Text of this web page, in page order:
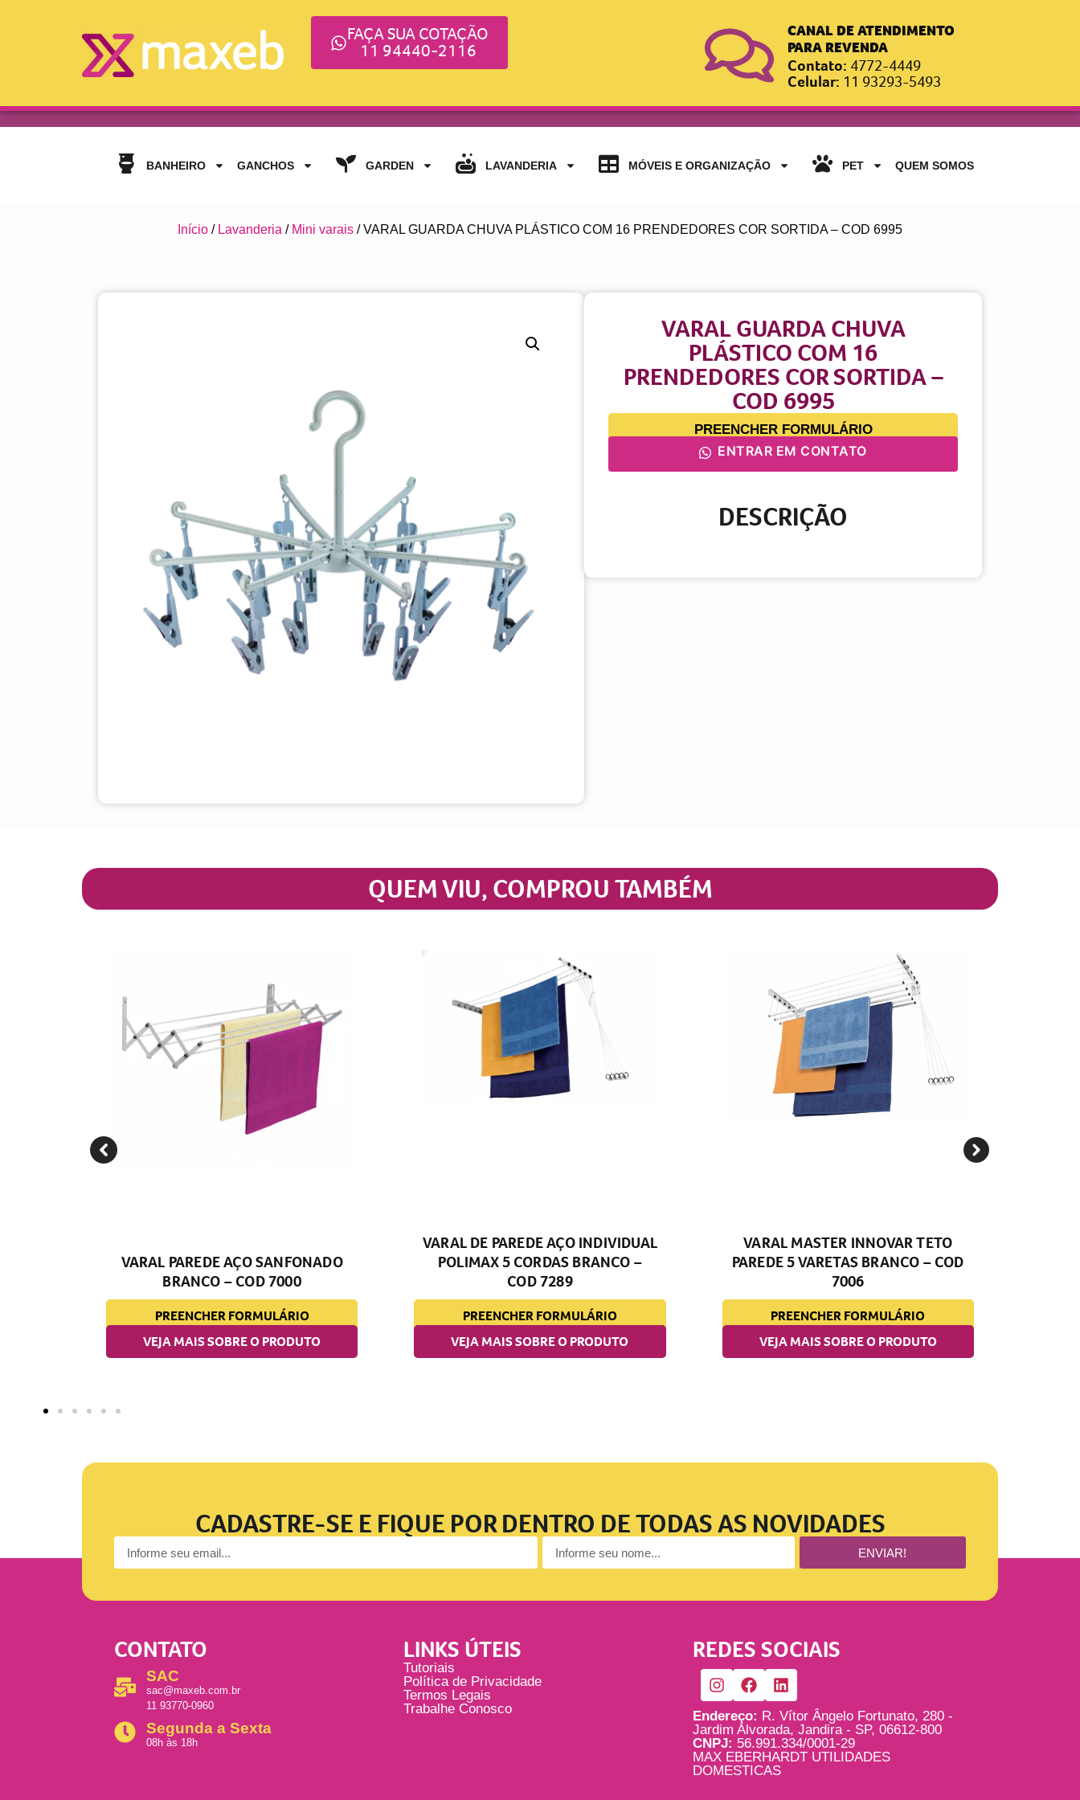
FAÇA SUA COTAÇÃO
11 94440-2116
CANAL DE ATENDIMENTO
PARA REVENDA
Contato: 4772-4449
Celular: 11 93293-5493
BANHEIRO GANCHOS GARDEN LAVANDERIA MÓVEIS E ORGANIZAÇÃO PET QUEM SOMOS
Início / Lavanderia / Mini varais / VARAL GUARDA CHUVA PLÁSTICO COM 16 PRENDEDORES COR SORTIDA – COD 6995
VARAL GUARDA CHUVA
PLÁSTICO COM 16
PRENDEDORES COR SORTIDA –
COD 6995
PREENCHER FORMULÁRIO
ENTRAR EM CONTATO
DESCRIÇÃO
QUEM VIU, COMPROU TAMBÉM
VARAL PAREDE AÇO SANFONADO
BRANCO – COD 7000
PREENCHER FORMULÁRIO
VEJA MAIS SOBRE O PRODUTO
VARAL DE PAREDE AÇO INDIVIDUAL
POLIMAX 5 CORDAS BRANCO –
COD 7289
PREENCHER FORMULÁRIO
VEJA MAIS SOBRE O PRODUTO
VARAL MASTER INNOVAR TETO
PAREDE 5 VARETAS BRANCO – COD
7006
PREENCHER FORMULÁRIO
VEJA MAIS SOBRE O PRODUTO
CADASTRE-SE E FIQUE POR DENTRO DE TODAS AS NOVIDADES
ENVIAR!
CONTATO
SAC
sac@maxeb.com.br
11 93770-0960
Segunda a Sexta
08h às 18h
LINKS ÚTEIS
Tutoriais
Política de Privacidade
Termos Legais
Trabalhe Conosco
REDES SOCIAIS
Endereço: R. Vítor Ângelo Fortunato, 280 -
Jardim Alvorada, Jandira - SP, 06612-800
CNPJ: 56.991.334/0001-29
MAX EBERHARDT UTILIDADES
DOMESTICAS